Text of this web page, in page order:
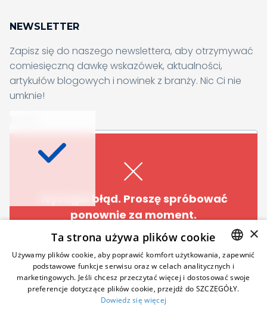
Obserwuj nas
NEWSLETTER
Zapisz się do naszego newslettera, aby otrzymywać
comiesięczną dawkę wskazówek, aktualności,
artykułów blogowych i nowinek z branży. Nic Ci nie
umknie!
Wyrażam zgodę na otrzymywanie newslettera oraz innych
materiałów biznesowych i marketingowych. Wiem, że w każdej
chwili mogę zrezygnować z otrzymywania komunikatów
marketingowych. Pełne informacje na temat wycofywania zgody
oraz ochrony i przetwarzania danych osobowych znajdują się w
Zapisz się teraz
Wystąpił błąd. Proszę spróbować
ponownie za moment.
więcej?
Zapisz się do naszego newslettera, a co
miesiąc otrzymasz świeżą dawkę inspiracji,
branżowych oraz dotyczących nowych
funkcjonalności Samelane.
Email*
Wyrażam zgodę na otrzymywanie newslettera oraz
innych materiałów biznesowych i marketingowych.
Wystąpił błąd. Proszę spróbować
ponownie za moment.
ENGLISH
POLISH
×
Ta strona używa plików cookie
Używamy plików cookie, aby poprawić komfort użytkowania, zapewnić
podstawowe funkcje serwisu oraz w celach analitycznych i
marketingowych. Jeśli chcesz przeczytać więcej i dostosować swoje
preferencje dotyczące plików cookie, przejdź do SZCZEGÓŁY.
Dowiedz się więcej